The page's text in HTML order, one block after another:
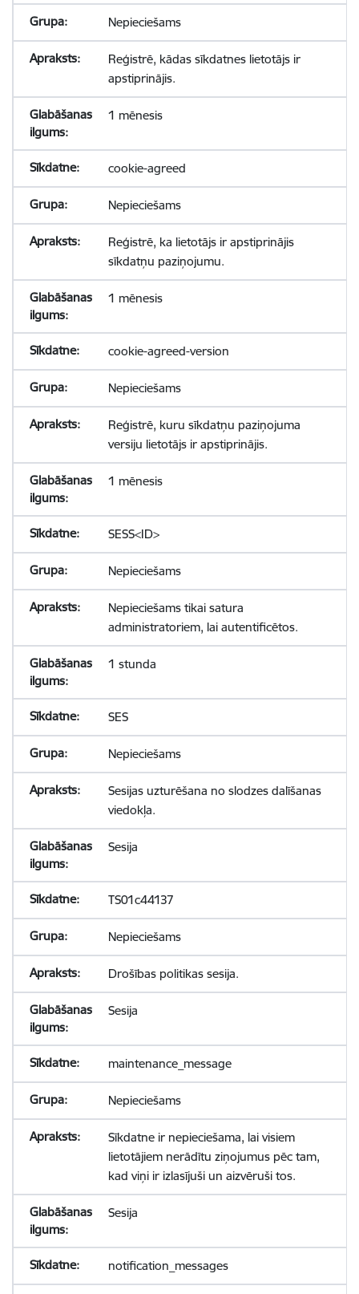
Nepieciešams
Reģistrē, kādas sīkdatnes lietotājs ir
apstiprinājis.
1 mēnesis
cookie-agreed
Nepieciešams
Reģistrē, ka lietotājs ir apstiprinājis
sīkdatņu paziņojumu.
1 mēnesis
cookie-agreed-version
Nepieciešams
Reģistrē, kuru sīkdatņu paziņojuma
versiju lietotājs ir apstiprinājis.
1 mēnesis
SESS<ID>
Nepieciešams
Nepieciešams tikai satura
administratoriem, lai autentificētos.
1 stunda
SES
Nepieciešams
Sesijas uzturēšana no slodzes dalīšanas
viedokļa.
Sesija
TS01c44137
Nepieciešams
Drošības politikas sesija.
Sesija
maintenance_message
Nepieciešams
Sīkdatne ir nepieciešama, lai visiem
lietotājiem nerādītu ziņojumus pēc tam,
kad viņi ir izlasījuši un aizvēruši tos.
Sesija
notification_messages